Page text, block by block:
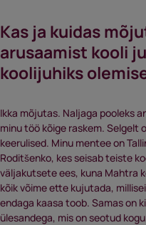
Kas ja kuidas
arusaamist kooli
koolijuhiks
Ikka mõjutas. Naljaga pooleks
minu töö kõige raskem. Selgelt
keerulised. Minu mentee on
Roditšenko, kes seisab teiste
väljakutsete ees, kuna Mahtra
kõik võime ette kujutada,
endaga kaasa toob. Samas on
ülesandega, mis on seotud